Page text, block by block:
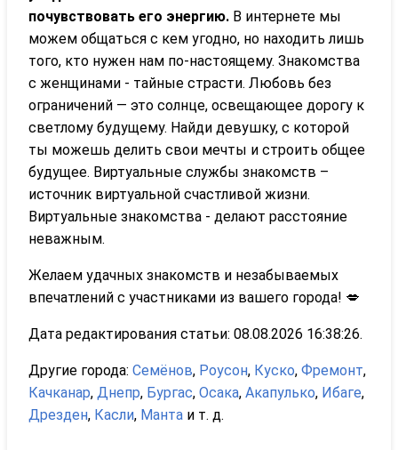
почувствовать его энергию. В интернете мы
можем общаться с кем угодно, но находить лишь
того, кто нужен нам по-настоящему. Знакомства
с женщинами - тайные страсти. Любовь без
ограничений — это солнце, освещающее дорогу к
светлому будущему. Найди девушку, с которой
ты можешь делить свои мечты и строить общее
будущее. Виртуальные службы знакомств –
источник виртуальной счастливой жизни.
Виртуальные знакомства - делают расстояние
неважным.
Желаем удачных знакомств и незабываемых
впечатлений с участниками из вашего города! 💋
Дата редактирования статьи: 08.08.2026 16:38:26.
Другие города: Семёнов, Роусон, Куско, Фремонт,
Качканар, Днепр, Бургас, Осака, Акапулько, Ибаге,
Дрезден, Касли, Манта и т. д.